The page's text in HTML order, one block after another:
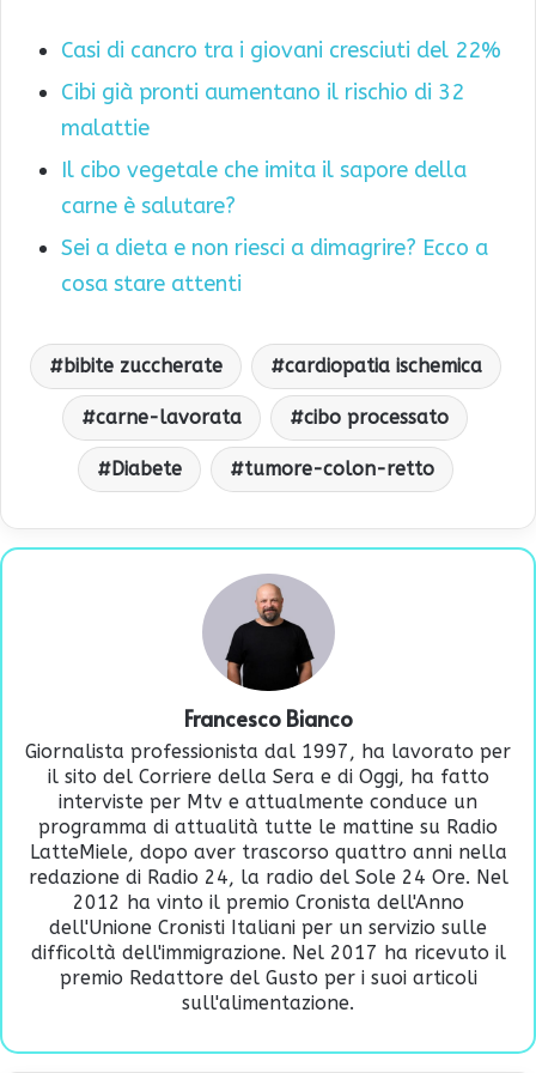
Casi di cancro tra i giovani cresciuti del 22%
Cibi già pronti aumentano il rischio di 32
malattie
Il cibo vegetale che imita il sapore della
carne è salutare?
Sei a dieta e non riesci a dimagrire? Ecco a
cosa stare attenti
bibite zuccherate cardiopatia ischemica
carne-lavorata cibo processato
Diabete tumore-colon-retto
Francesco Bianco
Giornalista professionista dal 1997, ha lavorato per
il sito del Corriere della Sera e di Oggi, ha fatto
interviste per Mtv e attualmente conduce un
programma di attualità tutte le mattine su Radio
LatteMiele, dopo aver trascorso quattro anni nella
redazione di Radio 24, la radio del Sole 24 Ore. Nel
2012 ha vinto il premio Cronista dell'Anno
dell'Unione Cronisti Italiani per un servizio sulle
difficoltà dell'immigrazione. Nel 2017 ha ricevuto il
premio Redattore del Gusto per i suoi articoli
sull'alimentazione.